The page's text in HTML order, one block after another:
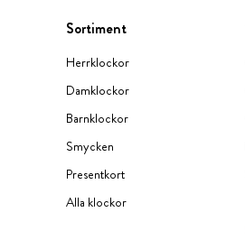
Sortiment
Herrklockor
Damklockor
Barnklockor
Smycken
Presentkort
Alla klockor